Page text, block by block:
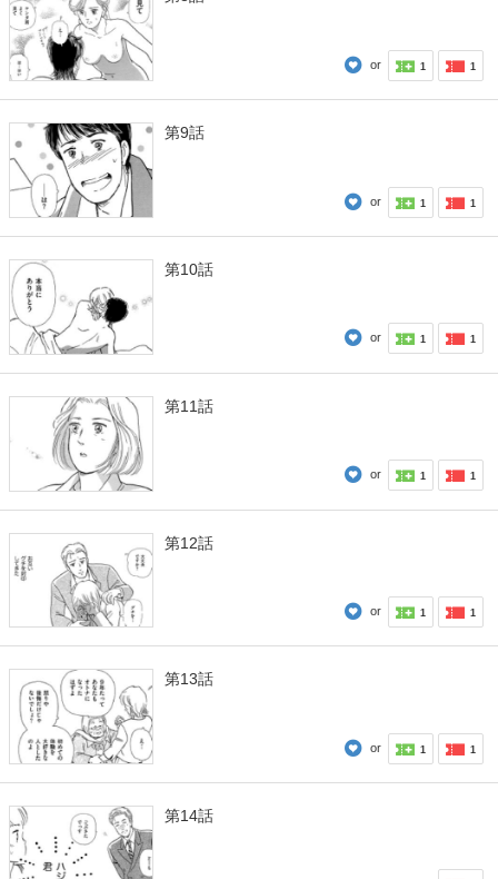
or 1 1
第9話
or 1 1
第10話
or 1 1
第11話
or 1 1
第12話
or 1 1
第13話
or 1 1
第14話